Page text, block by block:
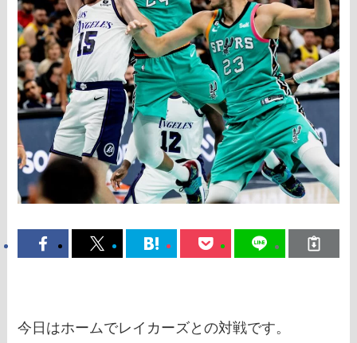
今日はホームでレイカーズとの対戦です。